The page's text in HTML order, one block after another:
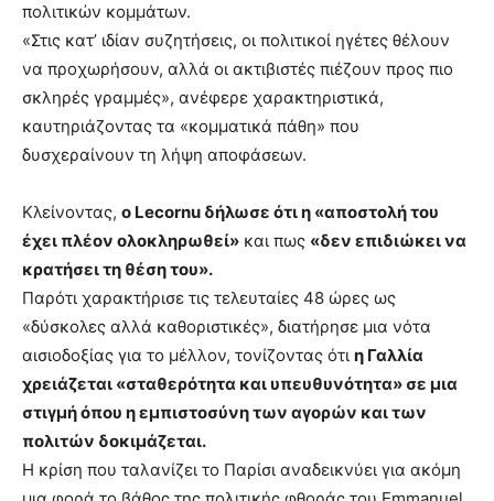
πολιτικών κομμάτων.
«Στις κατ’ ιδίαν συζητήσεις, οι πολιτικοί ηγέτες θέλουν
να προχωρήσουν, αλλά οι ακτιβιστές πιέζουν προς πιο
σκληρές γραμμές», ανέφερε χαρακτηριστικά,
καυτηριάζοντας τα «κομματικά πάθη» που
δυσχεραίνουν τη λήψη αποφάσεων.
Κλείνοντας, ο Lecornu δήλωσε ότι η «αποστολή του
έχει πλέον ολοκληρωθεί» και πως «δεν επιδιώκει να
κρατήσει τη θέση του».
Παρότι χαρακτήρισε τις τελευταίες 48 ώρες ως
«δύσκολες αλλά καθοριστικές», διατήρησε μια νότα
αισιοδοξίας για το μέλλον, τονίζοντας ότι η Γαλλία
χρειάζεται «σταθερότητα και υπευθυνότητα» σε μια
στιγμή όπου η εμπιστοσύνη των αγορών και των
πολιτών δοκιμάζεται.
Η κρίση που ταλανίζει το Παρίσι αναδεικνύει για ακόμη